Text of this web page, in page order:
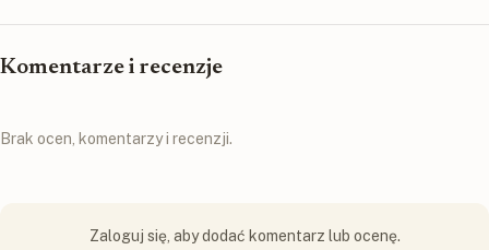
Komentarze i recenzje
Brak ocen, komentarzy i recenzji.
Zaloguj się, aby dodać komentarz lub ocenę.